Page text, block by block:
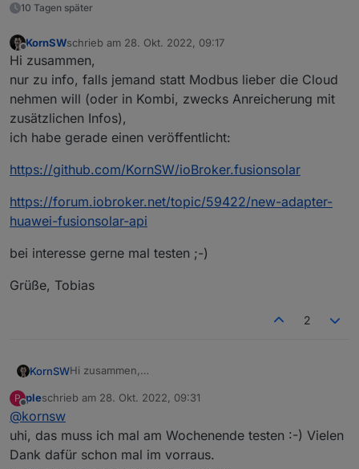
10 Tagen später
KornSWschrieb am 28. Okt. 2022, 09:17
zuletzt editiert von
Hi zusammen,
nur zu info, falls jemand statt Modbus lieber die Cloud
nehmen will (oder in Kombi, zwecks Anreicherung mit
zusätzlichen Infos),
ich habe gerade einen veröffentlicht:
https://github.com/KornSW/ioBroker.fusionsolar
https://forum.iobroker.net/topic/59422/new-adapter-
huawei-fusionsolar-api
bei interesse gerne mal testen ;-)
Grüße, Tobias
2
KornSWHi zusammen,
nehmen will (oder in Kombi, zwecks Anreicherung mit
ich habe gerade einen veröffentlicht:
https://github.com/KornSW/ioBroker.fusionsolar
https://forum.iobroker.net/topic/59422/new-adapter-
huawei-fusionsolar-api
bei interesse gerne mal testen ;-)
P
Offline
pleschrieb am 28. Okt. 2022, 09:31
zuletzt editiert von
@kornsw
uhi, das muss ich mal am Wochenende testen :-) Vielen
Dank dafür schon mal im vorraus.